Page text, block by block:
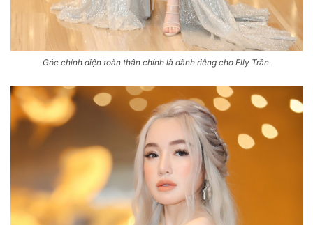
Góc chính diện toàn thân chính là dành riêng cho Elly Trần.